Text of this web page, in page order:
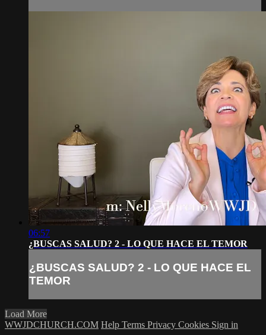
06:57
¿BUSCAS SALUD? 2 - LO QUE HACE EL TEMOR
¿BUSCAS SALUD? 2 - LO QUE HACE EL
TEMOR
Load More
WWJDCHURCH.COM Help Terms Privacy Cookies Sign in